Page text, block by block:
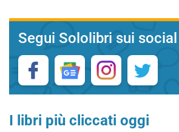
Segui Sololibri sui social
I libri più cliccati oggi